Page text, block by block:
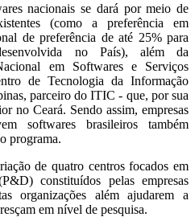
nacionais se dará por meio de
(como a preferência em
de preferência de até 25% para
no País), além da
em Softwares e Serviços
de Tecnologia da Informação
parceiro do ITIC - que, por sua
no Ceará. Sendo assim, empresas
softwares brasileiros também
programa.
de quatro centros focados em
constituídos pelas empresas
organizações além ajudarem a
em nível de pesquisa.